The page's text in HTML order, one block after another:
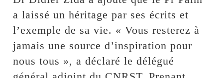
a laissé un héritage par ses écrits et
l’exemple de sa vie. « Vous resterez à
jamais une source d’inspiration pour
nous tous », a déclaré le délégué